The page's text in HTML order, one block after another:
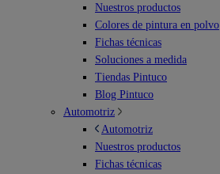
Nuestros productos
Colores de pintura en polvo
Fichas técnicas
Soluciones a medida
Tiendas Pintuco
Blog Pintuco
Automotriz
Automotriz
Nuestros productos
Fichas técnicas